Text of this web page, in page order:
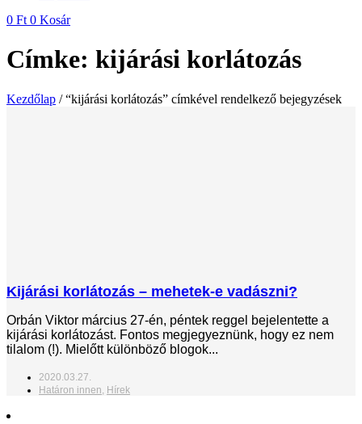
0 Ft 0 Kosár
Címke: kijárási korlátozás
Kezdőlap / “kijárási korlátozás” címkével rendelkező bejegyzések
Kijárási korlátozás – mehetek-e vadászni?
Orbán Viktor március 27-én, péntek reggel bejelentette a
kijárási korlátozást. Fontos megjegyeznünk, hogy ez nem
tilalom (!). Mielőtt különböző blogok...
2020.03.27.
Határon innen, Hírek